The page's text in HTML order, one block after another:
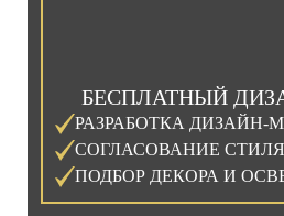
БЕСПЛАТНЫЙ
РАЗРАБОТКА ДИЗАЙН-
СОГЛАСОВАНИЕ
ПОДБОР ДЕКОРА И